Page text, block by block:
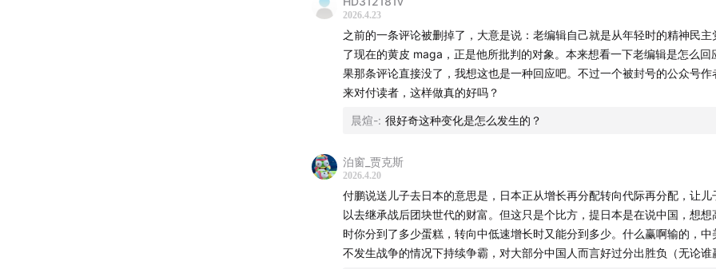
• 缺乏新鲜观点，高度重复
• 批评中国女性主义"语言上的神经质"，"反复在语言上下功夫也是一种内
4. 张雪峰案例
• 承认张雪峰在经济下行期为普通家庭提供实用信息的功德
• 中国人的思考应基于经验和直觉，来自土地和人民
• 反对完全基于抽象理论的判断
• "今天在这个桌子上的大家就是大家，不是我们，我还有别的我们"
2026.4.23
之前的一条评论被删掉了，大意是说：老编辑自己就是从年轻时的精神民主
了现在的黄皮 maga，正是他所批判的对象。本来想看一下老编辑是怎么回
果那条评论直接没了，我想这也是一种回应吧。不过一个被封号的公众号作
来对付读者，这样做真的好吗？
晨煊-: 很好奇这种变化是怎么发生的？
泊窗_贾克斯
2026.4.20
付鹏说送儿子去日本的意思是，日本正从增长再分配转向代际再分配，让儿
以去继承战后团块世代的财富。但这只是个比方，提日本是在说中国，想想
时你分到了多少蛋糕，转向中低速增长时又能分到多少。什么赢啊输的，中
不发生战争的情况下持续争霸，对大部分中国人而言好过分出胜负（无论谁